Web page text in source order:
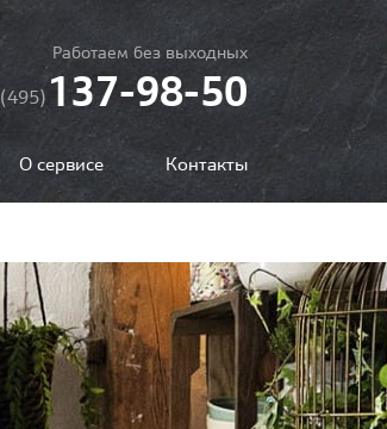
Работаем без выходных
(495)137-98-50
О сервисе Контакты